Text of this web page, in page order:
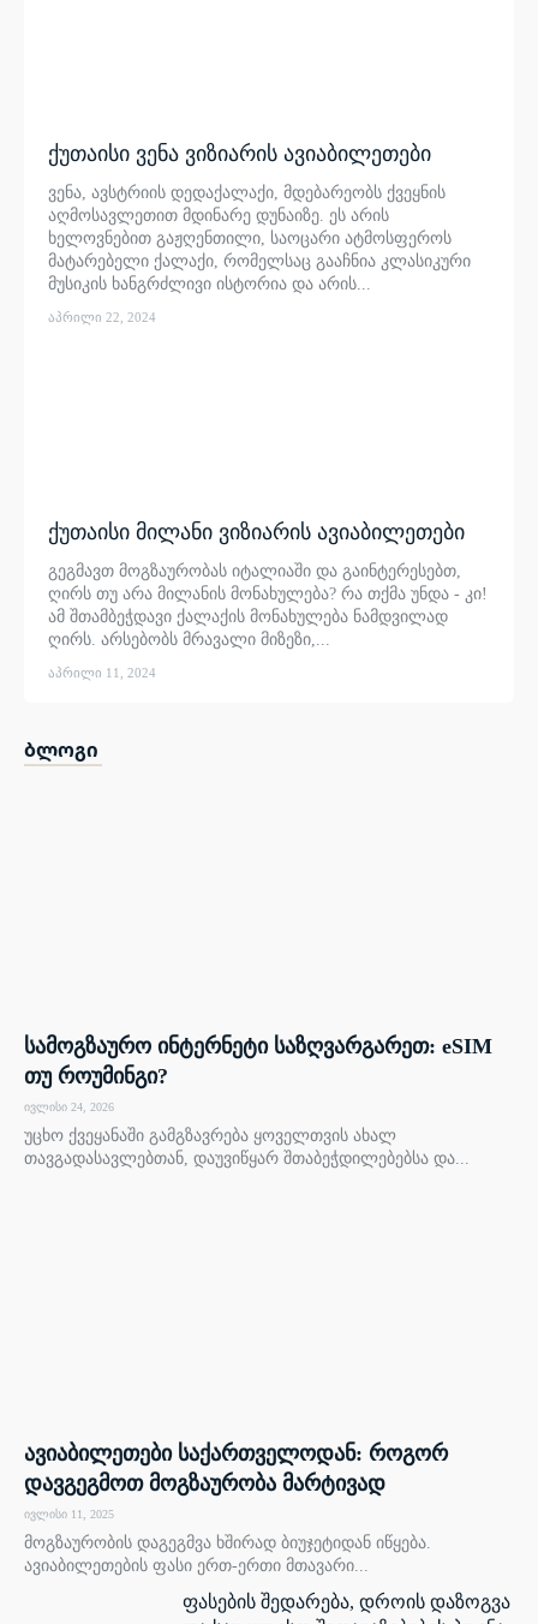
ქუთაისი ვენა ვიზიარის ავიაბილეთები
ვენა, ავსტრიის დედაქალაქი, მდებარეობს ქვეყნის
აღმოსავლეთით მდინარე დუნაიზე. ეს არის
ხელოვნებით გაჟღენთილი, საოცარი ატმოსფეროს
მატარებელი ქალაქი, რომელსაც გააჩნია კლასიკური
მუსიკის ხანგრძლივი ისტორია და არის...
აპრილი 22, 2024
ქუთაისი მილანი ვიზიარის ავიაბილეთები
გეგმავთ მოგზაურობას იტალიაში და გაინტერესებთ,
ღირს თუ არა მილანის მონახულება? რა თქმა უნდა - კი!
ამ შთამბეჭდავი ქალაქის მონახულება ნამდვილად
ღირს. არსებობს მრავალი მიზეზი,...
აპრილი 11, 2024
ბლოგი
სამოგზაურო ინტერნეტი საზღვარგარეთ: eSIM
თუ როუმინგი?
ივლისი 24, 2026
უცხო ქვეყანაში გამგზავრება ყოველთვის ახალ
თავგადასავლებთან, დაუვიწყარ შთაბეჭდილებებსა და...
ავიაბილეთები საქართველოდან: როგორ
დავგეგმოთ მოგზაურობა მარტივად
ივლისი 11, 2025
მოგზაურობის დაგეგმვა ხშირად ბიუჯეტიდან იწყება.
ავიაბილეთების ფასი ერთ-ერთი მთავარი...
ფასების შედარება, დროის დაზოგვა